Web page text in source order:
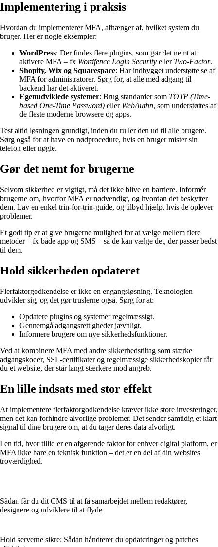
Implementering i praksis
Hvordan du implementerer MFA, afhænger af, hvilket system du
bruger. Her er nogle eksempler:
WordPress: Der findes flere plugins, som gør det nemt at
aktivere MFA – fx Wordfence Login Security eller Two-Factor.
Shopify, Wix og Squarespace: Har indbygget understøttelse af
MFA for administratorer. Sørg for, at alle med adgang til
backend har det aktiveret.
Egenudviklede systemer: Brug standarder som TOTP (Time-
based One-Time Password) eller WebAuthn, som understøttes af
de fleste moderne browsere og apps.
Test altid løsningen grundigt, inden du ruller den ud til alle brugere.
Sørg også for at have en nødprocedure, hvis en bruger mister sin
telefon eller nøgle.
Gør det nemt for brugerne
Selvom sikkerhed er vigtigt, må det ikke blive en barriere. Informér
brugerne om, hvorfor MFA er nødvendigt, og hvordan det beskytter
dem. Lav en enkel trin-for-trin-guide, og tilbyd hjælp, hvis de oplever
problemer.
Et godt tip er at give brugerne mulighed for at vælge mellem flere
metoder – fx både app og SMS – så de kan vælge det, der passer bedst
til dem.
Hold sikkerheden opdateret
Flerfaktorgodkendelse er ikke en engangsløsning. Teknologien
udvikler sig, og det gør truslerne også. Sørg for at:
Opdatere plugins og systemer regelmæssigt.
Gennemgå adgangsrettigheder jævnligt.
Informere brugere om nye sikkerhedsfunktioner.
Ved at kombinere MFA med andre sikkerhedstiltag som stærke
adgangskoder, SSL-certifikater og regelmæssige sikkerhedskopier får
du et website, der står langt stærkere mod angreb.
En lille indsats med stor effekt
At implementere flerfaktorgodkendelse kræver ikke store investeringer,
men det kan forhindre alvorlige problemer. Det sender samtidig et klart
signal til dine brugere om, at du tager deres data alvorligt.
I en tid, hvor tillid er en afgørende faktor for enhver digital platform, er
MFA ikke bare en teknisk funktion – det er en del af din websites
troværdighed.
Sådan får du dit CMS til at få samarbejdet mellem redaktører,
designere og udviklere til at flyde
Hold serverne sikre: Sådan håndterer du opdateringer og patches